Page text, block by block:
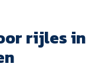
rijles in